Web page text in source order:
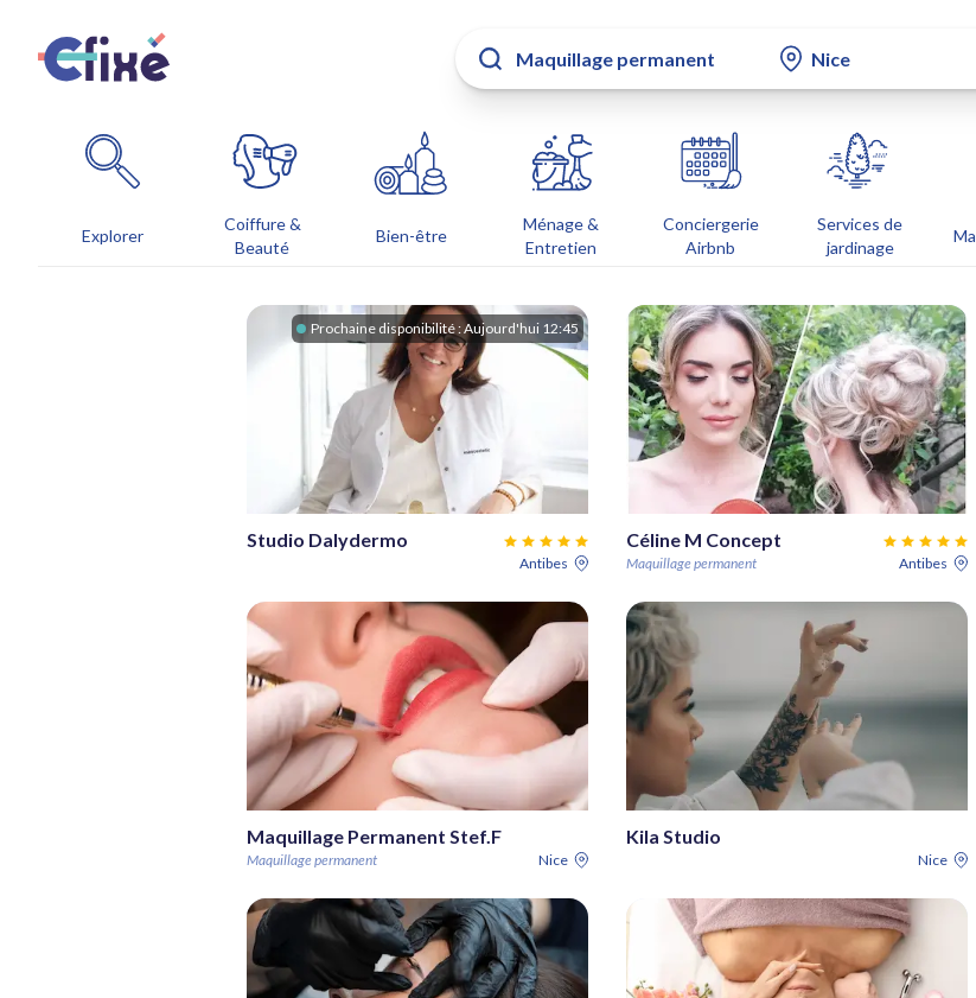
Explorer
Coiffure &
Beauté
Bien-être
Ménage &
Entretien
Conciergerie
Airbnb
Services de
jardinage
Prochaine disponibilité :Aujourd'hui 12:45
Studio Dalydermo
Antibes
Céline M Concept
Maquillage permanent Antibes
Maquillage Permanent Stef.F
Maquillage permanent Nice
Kila Studio
Nice